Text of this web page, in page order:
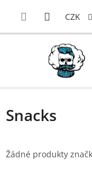
CZK
Snacks
Žádné produkty